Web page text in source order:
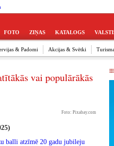
FOTO ZIŅAS KATALOGS
& Padomi Akcijas & Svētki
vai populārākās
Foto: Pixabay.com
balli atzīmē 20 gadu jubileju